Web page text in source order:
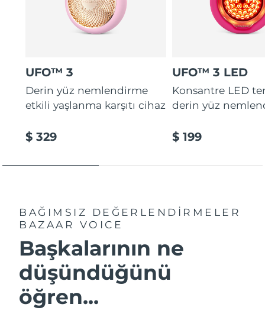
UFO™ 3
Derin yüz nemlendirme
etkili yaşlanma karşıtı cihaz
$ 329
UFO™ 3 LED
Konsantre LED
derin yüz
$ 199
BAĞIMSIZ DEĞERLENDİRMELER
BAZAAR VOICE
Başkalarının ne
düşündüğünü
öğren...